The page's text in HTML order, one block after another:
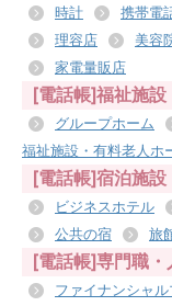
時計
携帯電
理容店
美容
家電量販店
[電話帳]福祉施設
グループホーム
福祉施設・有料老人ホ
[電話帳]宿泊施設
ビジネスホテル
公共の宿
旅
[電話帳]専門職・
ファイナンシャ